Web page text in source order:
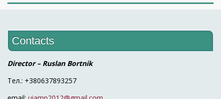
Contacts
Director – Ruslan Bortnik
Тел.: +380637893257